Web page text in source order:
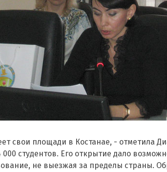
свои площади в Костанае, - отметила
000 студентов. Его открытие дало
не выезжая за пределы страны.